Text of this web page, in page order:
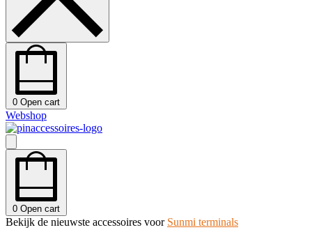
0 Open cart
Webshop
0 Open cart
Bekijk de nieuwste accessoires voor Sunmi terminals